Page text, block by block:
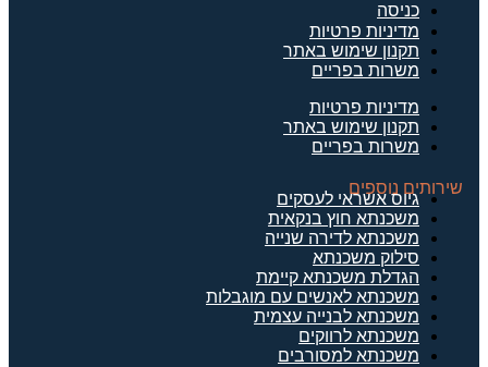
כניסה
מדיניות פרטיות
תקנון שימוש באתר
משרות בפריים
מדיניות פרטיות
תקנון שימוש באתר
משרות בפריים
שירותים נוספים
גיוס אשראי לעסקים
משכנתא חוץ בנקאית
משכנתא לדירה שנייה
סילוק משכנתא
הגדלת משכנתא קיימת
משכנתא לאנשים עם מוגבלות
משכנתא לבנייה עצמית
משכנתא לרווקים
משכנתא למסורבים